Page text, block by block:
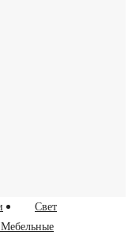
Свет